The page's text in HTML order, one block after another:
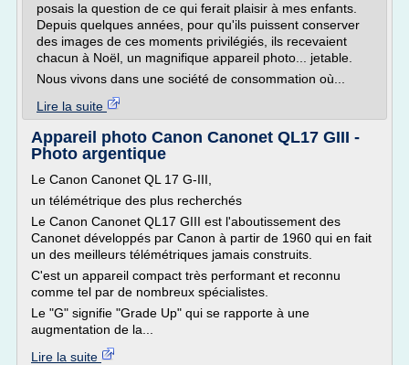
posais la question de ce qui ferait plaisir à mes enfants.
Depuis quelques années, pour qu'ils puissent conserver
des images de ces moments privilégiés, ils recevaient
chacun à Noël, un magnifique appareil photo... jetable.
Nous vivons dans une société de consommation où...
Lire la suite
Appareil photo Canon Canonet QL17 GIII -
Photo argentique
Le Canon Canonet QL 17 G-III,
un télémétrique des plus recherchés
Le Canon Canonet QL17 GIII est l'aboutissement des
Canonet développés par Canon à partir de 1960 qui en fait
un des meilleurs télémétriques jamais construits.
C'est un appareil compact très performant et reconnu
comme tel par de nombreux spécialistes.
Le "G" signifie "Grade Up" qui se rapporte à une
augmentation de la...
Lire la suite